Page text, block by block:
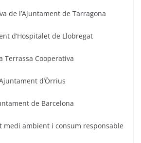
de l’Ajuntament de Tarragona
d’Hospitalet de Llobregat
Terrassa Cooperativa
d’Òrrius
de Barcelona
medi ambient i consum responsable